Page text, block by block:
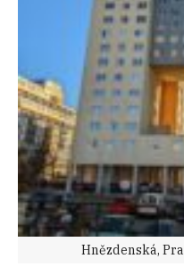
Hnězdenská,